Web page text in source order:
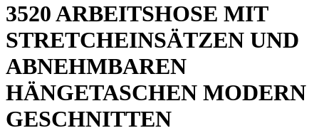
3520 ARBEITSHOSE MIT
STRETCHEINSÄTZEN UND
ABNEHMBAREN
HÄNGETASCHEN MODERN
GESCHNITTEN